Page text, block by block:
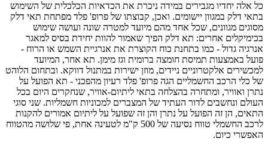
כל אלה יחדיו מגבירים במידה ניכרת את הכדאיות הכלכלית של השימוש
בתאי דלק במגוון יישומים. ואכן, קבוצתו של פרופ' פלד מפתחת תאי דלק
מסוגים מגוונים, שכל אחד מהם מיועד למטרה שונה ועושה שימוש
בכימיקלים אחרים: תא דלק הפיך שאמור להוות יחידת בסיס למאגר
אנרגיה גדול - כמו בתחנת כוח הקוצרת את אנרגיית השמש או הרוח -
פועל באמצעות תמיסת חומצה ברומית וגז מימן. תא אחר, המיועד
למכשירים אלקטרוניים ניידים, מוזן ישירות במתנול דווקא. ובתחום הלוהט
של כלי הרכב החשמליים הגה פרופ' פלד רעיון מהפכני - תא הפועל על
נתרן ואוויר, ומתחרה בהצלחה בתאי ליתיום-אוויר, שנחקרים היום בכל
העולם ונחשבים לדור העתיד של המצברים למכוניות חשמליות. שני סוגי
התאים, הן זה הפועל על נתרן והן זה שפועל על ליתיום אמורים להקנות
לרכב החשמלי טווח נסיעה של 500 ק"מ לטעינה אחת, פי שלושה מהטווח
האפשרי כיום.